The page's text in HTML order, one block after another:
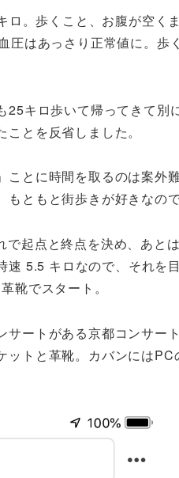
。歩くこと、お腹が空く
圧はあっさり正常値に。歩
キロ歩いて帰ってきて別
とを反省しました。
ことに時間を取るのは案外
ともと街歩きが好きなの
起点と終点を決め、あと
5.5 キロなので、それを
靴でスタート。
ートがある京都コンサー
ットと革靴。カバンには